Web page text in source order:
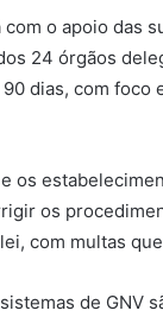
o apoio das
24 órgãos
dias, com
os
os
com multas
de GNV